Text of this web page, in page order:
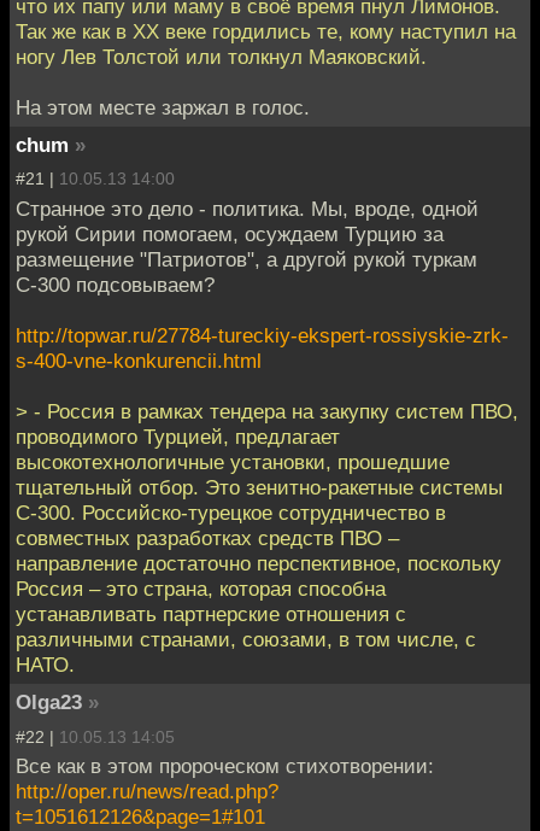
что их папу или маму в своё время пнул Лимонов.
Так же как в XX веке гордились те, кому наступил на
ногу Лев Толстой или толкнул Маяковский.
На этом месте заржал в голос.
chum »
#21 | 10.05.13 14:00
Странное это дело - политика. Мы, вроде, одной
рукой Сирии помогаем, осуждаем Турцию за
размещение "Патриотов", а другой рукой туркам
С-300 подсовываем?
http://topwar.ru/27784-tureckiy-ekspert-rossiyskie-zrk-
s-400-vne-konkurencii.html
> - Россия в рамках тендера на закупку систем ПВО,
проводимого Турцией, предлагает
высокотехнологичные установки, прошедшие
тщательный отбор. Это зенитно-ракетные системы
С-300. Российско-турецкое сотрудничество в
совместных разработках средств ПВО –
направление достаточно перспективное, поскольку
Россия – это страна, которая способна
устанавливать партнерские отношения с
различными странами, союзами, в том числе, с
НАТО.
Olga23 »
#22 | 10.05.13 14:05
Все как в этом пророческом стихотворении:
http://oper.ru/news/read.php?
t=1051612126&page=1#101